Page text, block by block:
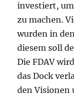
investiert,
zu machen.
wurden in
diesem soll
Die FDAV
das Dock
den Visionen